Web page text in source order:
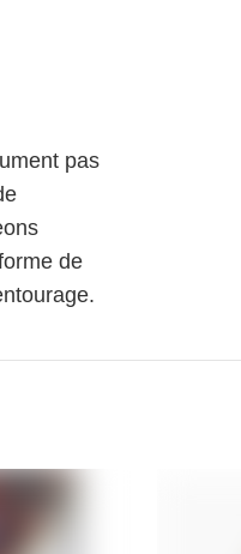
pas
de